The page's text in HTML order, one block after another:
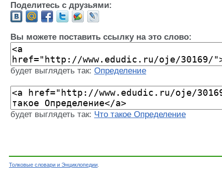
Поделитесь с друзьями:
Вы можете поставить ссылку на это слово:
будет выглядеть так: Определение
будет выглядеть так: Что такое Определение
Толковые словари и Энциклопедии